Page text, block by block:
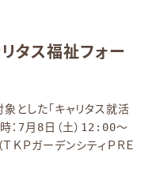
タス福祉フォー
とした「キャリタス就活
時：7月8日（土）12:00～
ＰガーデンシティＰＲＥ